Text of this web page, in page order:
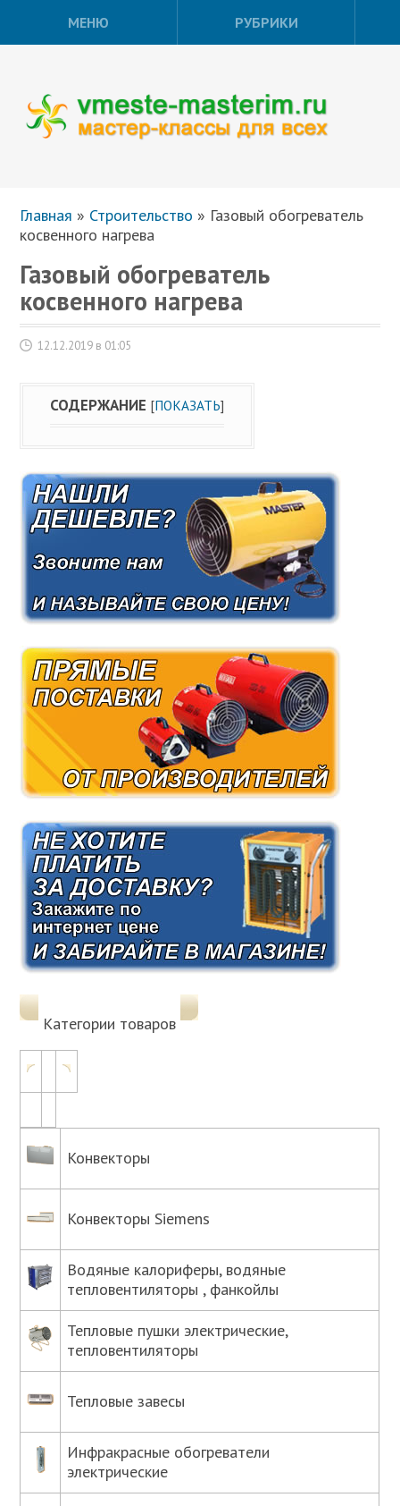
МЕНЮ РУБРИКИ
Главная » Строительство » Газовый обогреватель
косвенного нагрева
Газовый обогреватель
косвенного нагрева
12.12.2019 в 01:05
СОДЕРЖАНИЕ [ПОКАЗАТЬ]
Категории товаров
Конвекторы
Конвекторы Siemens
Водяные калориферы, водяные
тепловентиляторы , фанкойлы
Тепловые пушки электрические,
тепловентиляторы
Тепловые завесы
Инфракрасные обогреватели
электрические